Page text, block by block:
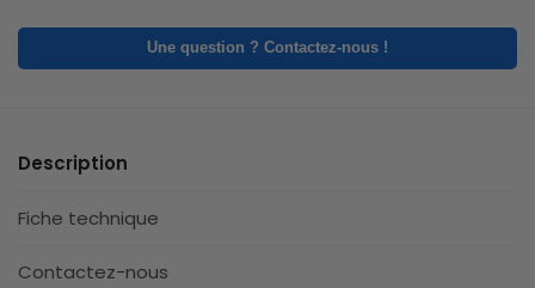
Une question ? Contactez-nous !
Description
Fiche technique
Contactez-nous